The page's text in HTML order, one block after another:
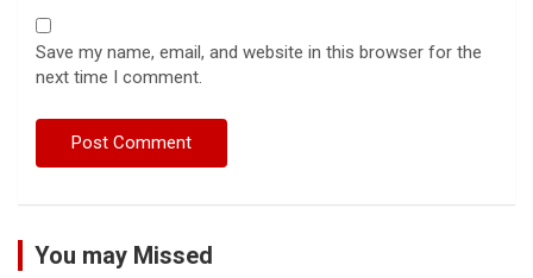
Save my name, email, and website in this browser for the
next time I comment.
You may Missed